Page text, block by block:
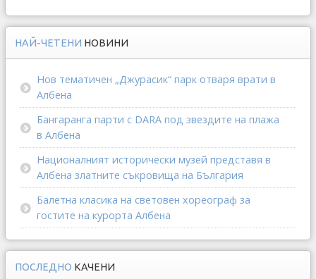
НАЙ-ЧЕТЕНИ НОВИНИ
Нов тематичен „Джурасик“ парк отваря врати в
Албена
Бангаранга парти с DARA под звездите на плажа
в Албена
Националният исторически музей представя в
Албена златните съкровища на България
Балетна класика на световен хореограф за
гостите на курорта Албена
ПОСЛЕДНО КАЧЕНИ